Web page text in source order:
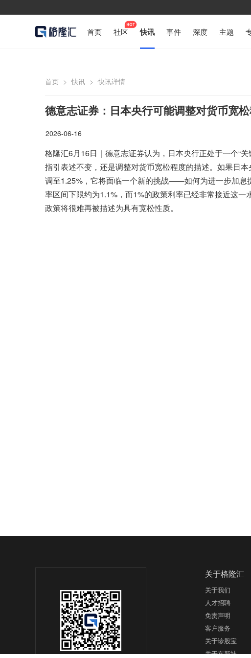
首页 社区 快讯 事件 深度 主题
首页 > 快讯 > 快讯详情
德意志证券：日本央行可能调整对货币宽
2026-06-16
格隆汇6月16日｜德意志证券认为，日本央行正处于一个“
指引表述不变，还是调整对货币宽松程度的描述。如果日
调至1.25%，它将面临一个新的挑战——如何为进一步加息
率区间下限约为1.1%，而1%的政策利率已经非常接近这
政策将很难再被描述为具有宽松性质。
关于格隆汇
关于我们
人才招聘
免责声明
客户服务
关于诊股宝
关于东新社